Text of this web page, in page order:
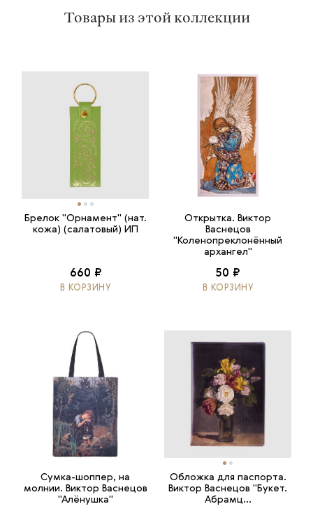
Товары из этой коллекции
Брелок "Орнамент" (нат.
кожа) (салатовый) ИП
660 ₽
В КОРЗИНУ
Открытка. Виктор
Васнецов
"Коленопреклонённый
архангел"
50 ₽
В КОРЗИНУ
Сумка-шоппер, на
молнии. Виктор Васнецов
"Алёнушка"
Обложка для паспорта.
Виктор Васнецов "Букет.
Абрамц...